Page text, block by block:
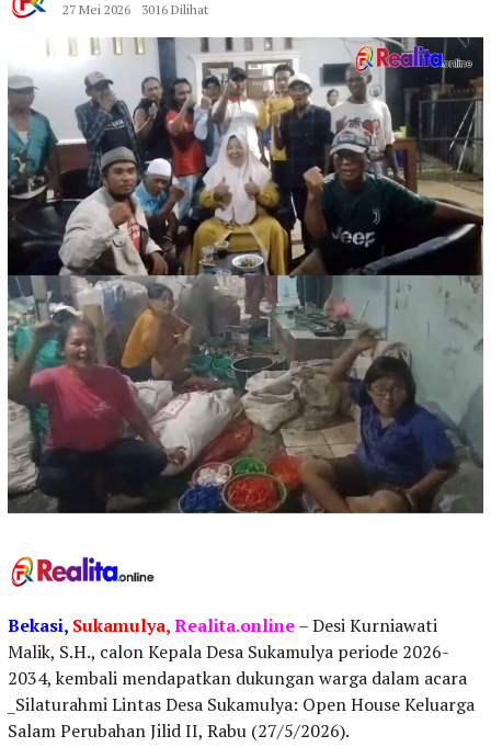
27 Mei 2026
3016 Dilihat
Bekasi, Sukamulya,Realita.online– Desi Kurniawati
Malik, S.H., calon Kepala Desa Sukamulya periode 2026-
2034, kembali mendapatkan dukungan warga dalam acara
_Silaturahmi Lintas Desa Sukamulya: Open House Keluarga
Salam Perubahan Jilid II, Rabu (27/5/2026).